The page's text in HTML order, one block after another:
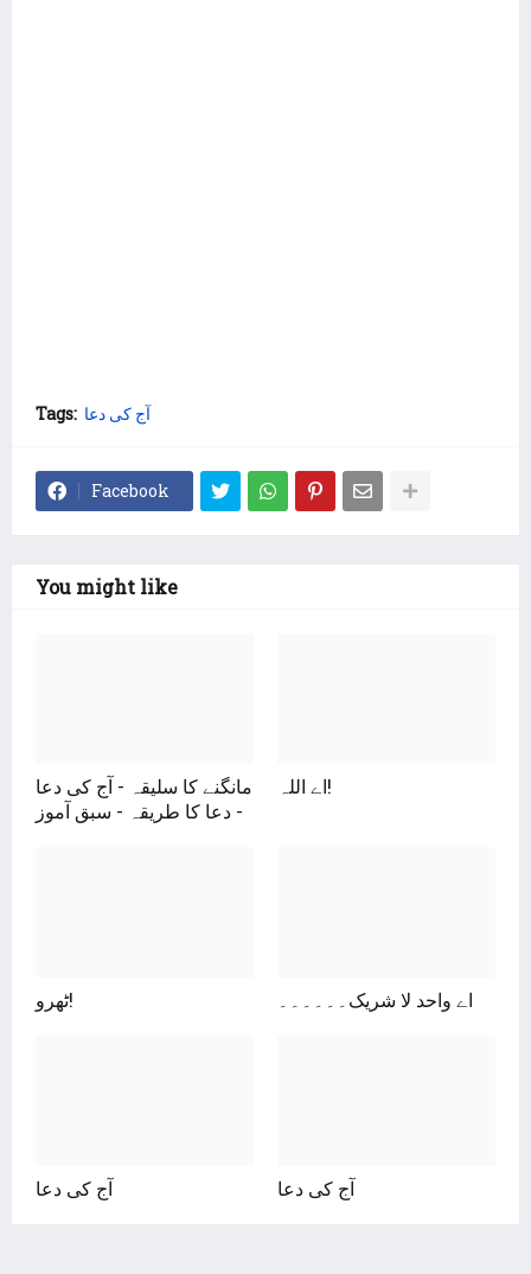
Tags: آج کی دعا
Facebook
You might like
مانگنے کا سلیقہ - آج کی دعا
- دعا کا طریقہ - سبق آموز
اے اللہ!
ٹھرو! اے واحد لا شریک۔۔۔۔۔۔
آج کی دعا آج کی دعا